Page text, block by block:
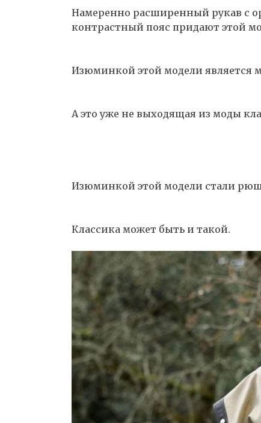
Намеренно расширенный рукав с
контрастный пояс придают этой
Изюминкой этой модели является
А это уже не выходящая из моды
Изюминкой этой модели стали
Классика может быть и такой.